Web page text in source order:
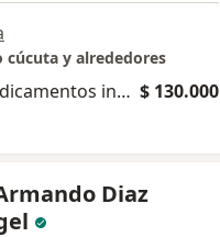
cúcuta y alrededores
Administración de medicamentos intravenosos $ 130.000
Diaz